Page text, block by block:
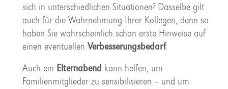
sich in unterschiedlichen Situationen? Dasselbe gilt
auch für die Wahrnehmung Ihrer Kollegen, denn so
haben Sie wahrscheinlich schon erste Hinweise auf
einen eventuellen Verbesserungsbedarf.
Auch ein Elternabend kann helfen, um
Familienmitglieder zu sensibilisieren – und um